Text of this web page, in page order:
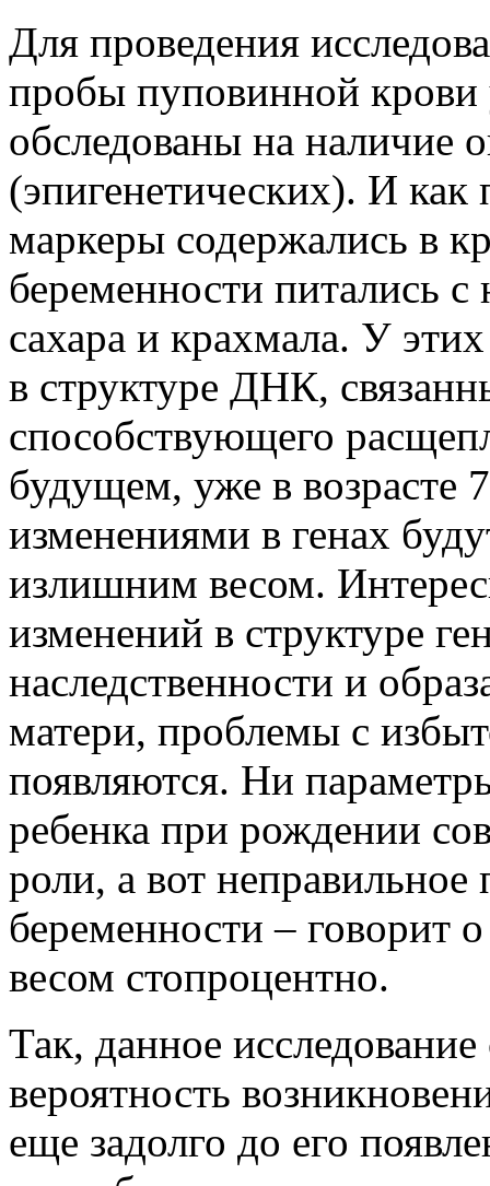
Для проведения
пробы пуповинной крови
обследованы на наличие
(эпигенетических). И как
маркеры содержались в
беременности питались
сахара и крахмала. У
в структуре ДНК,
способствующего
будущем, уже в возрасте
изменениями в генах
излишним весом.
изменений в структуре
наследственности и
матери, проблемы с
появляются. Ни
ребенка при рождении
роли, а вот
беременности – говорит
весом стопроцентно.
Так, данное исследование
вероятность
еще задолго до его